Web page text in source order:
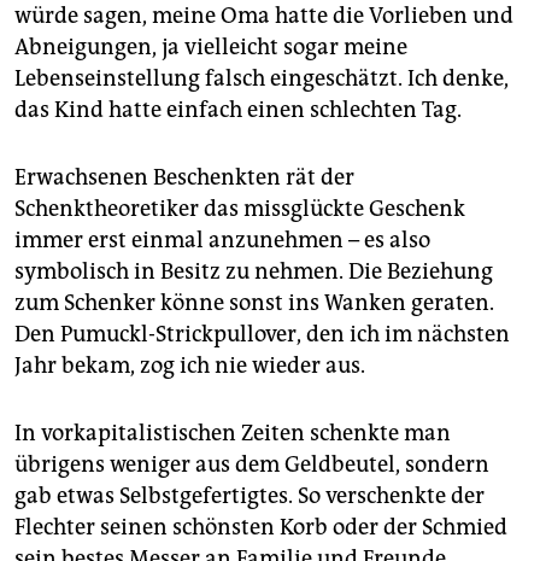
würde sagen, meine Oma hatte die Vorlieben und
Abneigungen, ja vielleicht sogar meine
Lebenseinstellung falsch eingeschätzt. Ich denke,
das Kind hatte einfach einen schlechten Tag.
Erwachsenen Beschenkten rät der
Schenktheoretiker das missglückte Geschenk
immer erst einmal anzunehmen – es also
symbolisch in Besitz zu nehmen. Die Beziehung
zum Schenker könne sonst ins Wanken geraten.
Den Pumuckl-Strickpullover, den ich im nächsten
Jahr bekam, zog ich nie wieder aus.
In vorkapitalistischen Zeiten schenkte man
übrigens weniger aus dem Geldbeutel, sondern
gab etwas Selbstgefertigtes. So verschenkte der
Flechter seinen schönsten Korb oder der Schmied